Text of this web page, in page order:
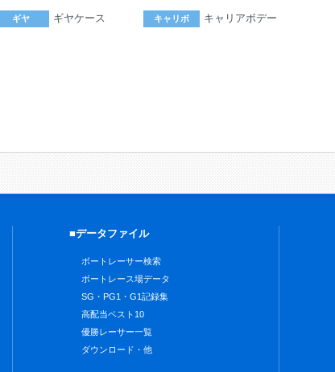
ギヤ ギヤケース キャリボ キャリアボデー
■データファイル
ボートレーサー検索
ボートレース場データ
SG・PG1・G1記録集
高配当ベスト10
優勝レーサー一覧
ダウンロード・他